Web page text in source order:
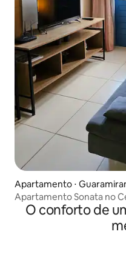
Apartamento ⋅
Apartamento Sonata no
O conforto de